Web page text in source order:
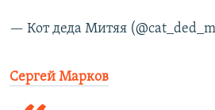
— Кот деда Митяя
Сергей Марков